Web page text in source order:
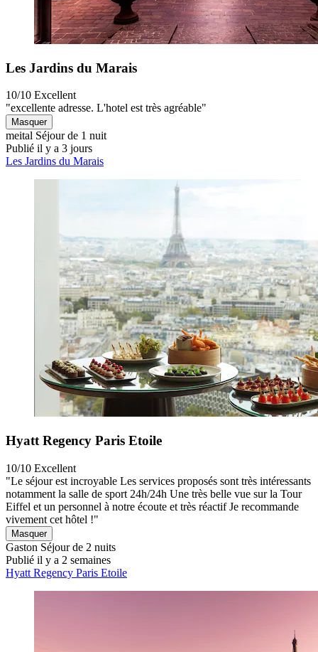
Les Jardins du Marais
10/10 Excellent
"excellente adresse. L'hotel est très agréable"
Masquer
meital Séjour de 1 nuit
Publié il y a 3 jours
Les Jardins du Marais
Hyatt Regency Paris Etoile
10/10 Excellent
"Le séjour est incroyable Les services proposés sont très intéressants
notamment la salle de sport 24h/24h Une très belle vue sur la Tour
Eiffel et un personnel à notre écoute et très réactif Je recommande
vivement cet hôtel !"
Masquer
Gaston Séjour de 2 nuits
Publié il y a 2 semaines
Hyatt Regency Paris Etoile